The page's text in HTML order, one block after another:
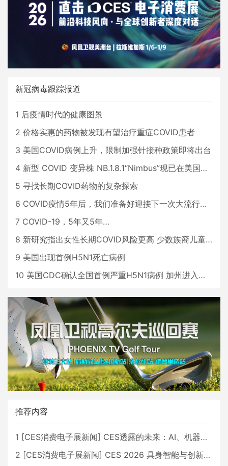
新冠病毒跟踪报道
1 后疫情时代的健康图景
2 价格实惠的药物被发现有望治疗重症COVID患者
3 美国COVID病例上升，限制加强针接种政策即将出台
4 新型 COVID 变异株 NB.1.8.1“Nimbus”现已在美国占据主导地位
5 寻找长期COVID药物的复杂探索
6 COVID疫情5年后，我们准备好迎接下一次大流行了吗？
7 COVID-19，5年又5年…
8 新研究指出女性长期COVID风险更高 少数族裔儿童存在差异
9 美国出现首例H5N1死亡病例
10 美国CDC确认全国首例严重H5N1病例 加州进入紧急状态
推荐内容
1 [CES消费电子展新闻] CES透露的未来：AI、机器人与智能生活大爆发
2 [CES消费电子展新闻] CES 2026 具身智能与创新领域 中国公司大放异彩